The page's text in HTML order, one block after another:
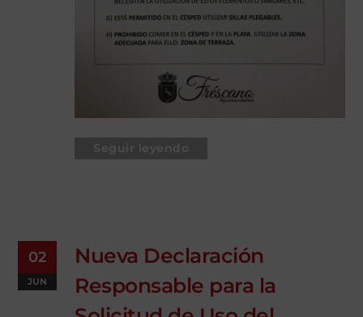
Seguir leyendo
02
JUN
Nueva Declaración
Responsable para la